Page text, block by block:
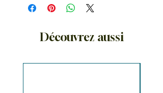
Découvrez aussi